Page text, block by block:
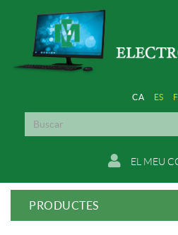
CA ES
EL MEU
PRODUCTES